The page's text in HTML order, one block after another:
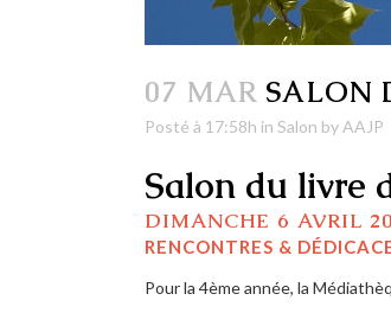
07 MAR SALON
Posté à 17:58h in Salon byAAJP
Salon du livre
DIMANCHE 6 AVRIL
RENCONTRES &
Pour la 4ème année, la